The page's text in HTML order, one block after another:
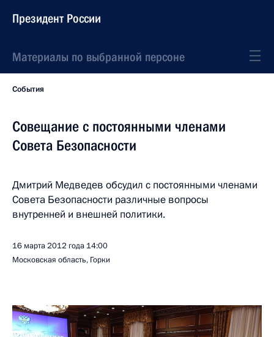
Президент России
Материалы по выбранной персоне
События
Совещание с постоянными членами
Совета Безопасности
Дмитрий Медведев обсудил с постоянными членами
Совета Безопасности различные вопросы
внутренней и внешней политики.
16 марта 2012 года 14:00
Московская область, Горки